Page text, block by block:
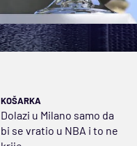
KOŠARKA
Dolazi u Milano samo da
bi se vratio u NBA i to ne